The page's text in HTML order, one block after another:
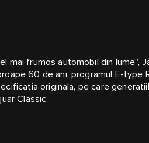
mai frumos automobil din lume”,
60 de ani, programul E‑type
originala, pe care
Classic.